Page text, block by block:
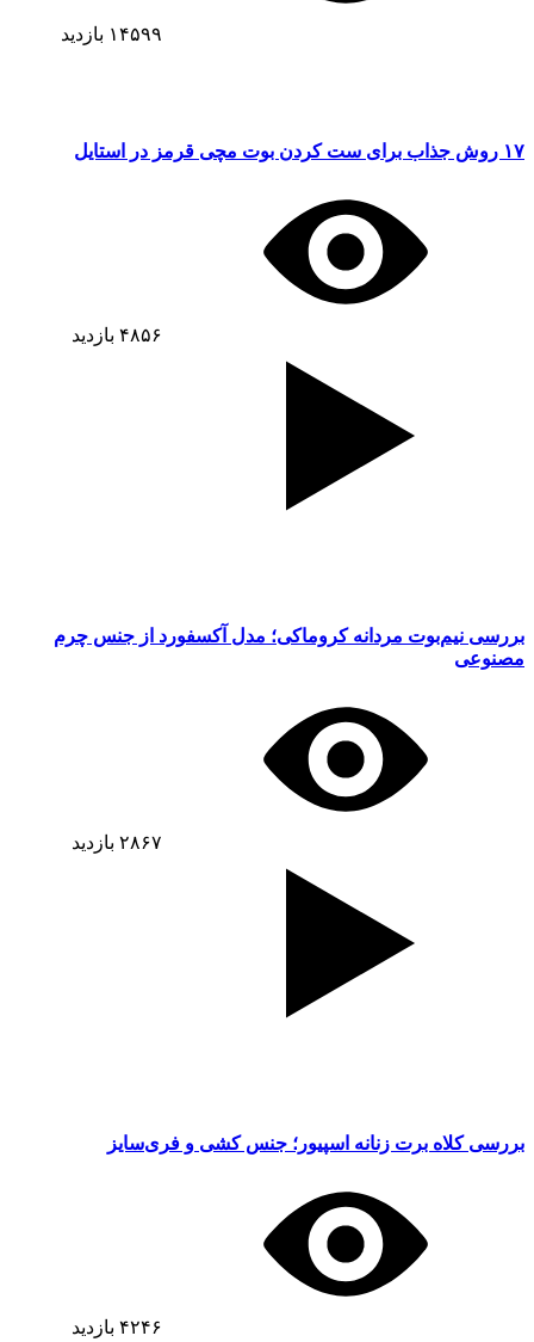
۱۴۵۹۹ بازدید
۱۷ روش جذاب برای ست کردن بوت مچی قرمز در استایل
۴۸۵۶ بازدید
بررسی نیم‌بوت مردانه کروماکی؛ مدل آکسفورد از جنس چرم
مصنوعی
۲۸۶۷ بازدید
بررسی کلاه برت زنانه اسپیور؛ جنس کشی و فری‌سایز
۴۲۴۶ بازدید